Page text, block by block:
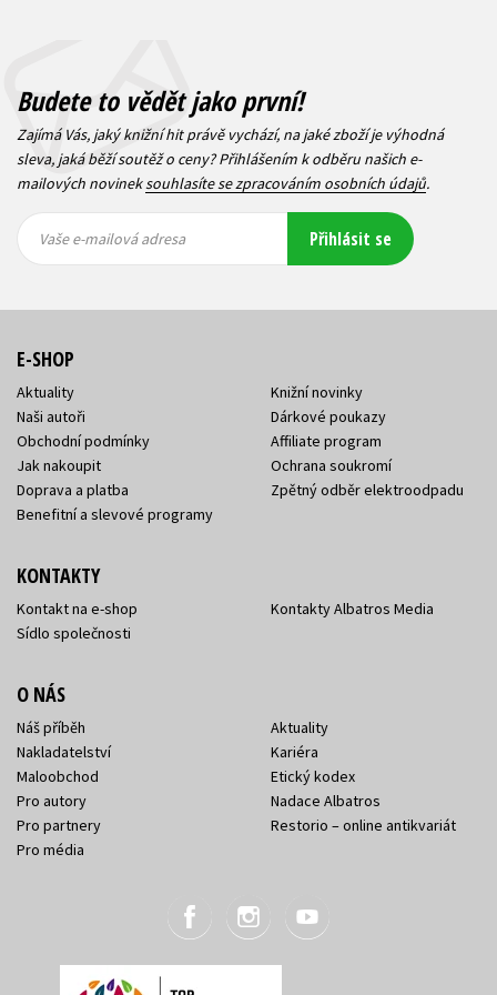
Budete to vědět jako první!
Zajímá Vás, jaký knižní hit právě vychází, na jaké zboží je výhodná
sleva, jaká běží soutěž o ceny? Přihlášením k odběru našich e-
mailových novineksouhlasíte se zpracováním osobních údajů.
mailová
mailová
Vaše e-mailová adresa Přihlásit se
E-SHOP
Aktuality
Naši autoři
Obchodní podmínky
Jak nakoupit
Doprava a platba
Benefitní a slevové programy
Knižní novinky
Dárkové poukazy
Affiliate program
Ochrana soukromí
Zpětný odběr elektroodpadu
KONTAKTY
Kontakt na e-shop
Sídlo společnosti
Kontakty Albatros Media
O NÁS
Náš příběh
Nakladatelství
Maloobchod
Pro autory
Pro partnery
Pro média
Aktuality
Kariéra
Etický kodex
Nadace Albatros
Restorio – online antikvariát